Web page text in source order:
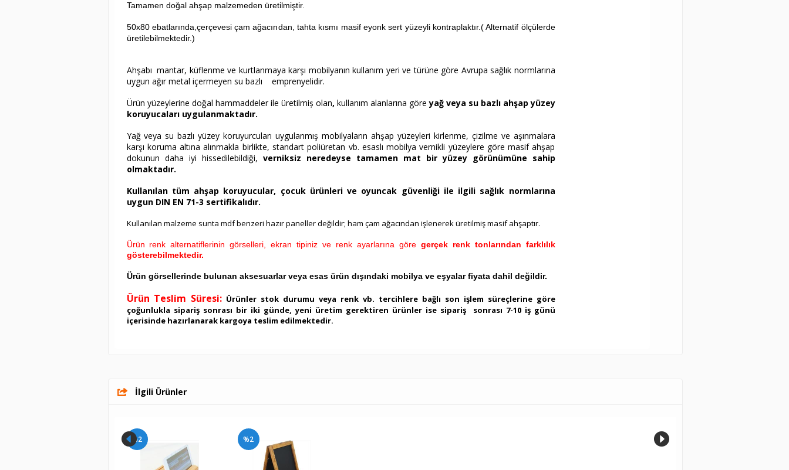
Tamamen doğal ahşap malzemeden üretilmiştir.
50x80 ebatlarında,çerçevesi çam ağacından, tahta kısmı masif eyonk sert yüzeyli kontraplaktır.( Alternatif ölçülerde
üretilebilmektedir.)
Ahşabı mantar, küflenme ve kurtlanmaya karşı mobilyanın kullanım yeri ve türüne göre Avrupa sağlık normlarına
uygun ağır metal içermeyen su bazlı
emprenyelidir.
Ürün yüzeylerine doğal hammaddeler ile üretilmiș olan, kullanım alanlarına göreyağ veya su bazlı ahşap yüzey
koruyucaları uygulanmaktadır.
Yağ veya su bazlı yüzey koruyurcuları uygulanmış mobilyaların ahşap yüzeyleri kirlenme, çizilme ve aşınmalara
karşı koruma altına alınmakla birlikte, standart poliüretan vb. esaslı mobilya vernikli yüzeylere göre masif ahşap
dokunun daha iyi hissedilebildiği, verniksiz neredeyse tamamen mat bir yüzey görünümüne sahip
olmaktadır.
Kullanılan tüm ahşap koruyucular, çocuk ürünleri ve oyuncak güvenliği ile ilgili sağlık normlarına
uygun DIN EN 71-3 sertifikalıdır.
Kullanılan malzeme sunta mdf benzeri hazır paneller değildir; ham çam ağacından işlenerek üretilmiş masif ahşaptır.
Ürün renk alternatiflerinin görselleri, ekran tipiniz ve renk ayarlarına göre gerçek renk tonlarından farklılık
gösterebilmektedir.
Ürün görsellerinde bulunan aksesuarlar veya esas ürün dışındaki mobilya ve eşyalar fiyata dahil değildir.
Ürün Teslim Süresi: Ürünler stok durumu veya renk vb. tercihlere bağlı son işlem süreçlerine göre
çoğunlukla sipariş sonrası bir iki günde, yeni üretim gerektiren ürünler ise sipariş sonrası 7-10 iş günü
içerisinde hazırlanarak kargoya teslim edilmektedir.
İlgili Ürünler
%2 %2